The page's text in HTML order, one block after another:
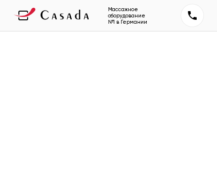
Массажное
оборудование
№1 в Германии